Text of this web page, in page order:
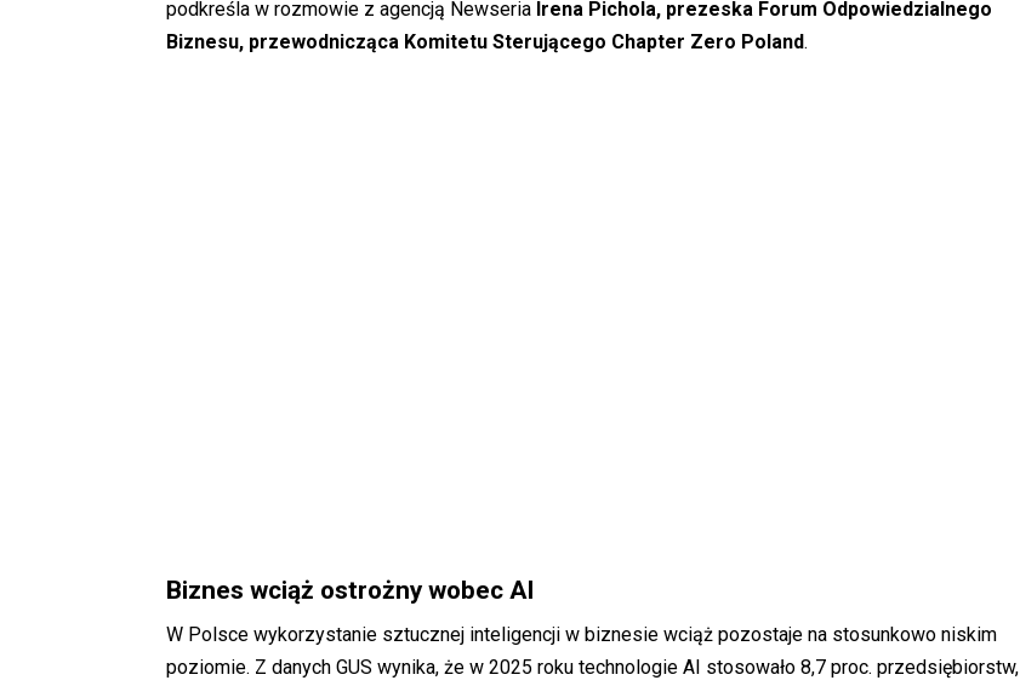
podkreśla w rozmowie z agencją Newseria Irena Pichola, prezeska Forum Odpowiedzialnego
Biznesu, przewodnicząca Komitetu Sterującego Chapter Zero Poland.
Biznes wciąż ostrożny wobec AI
W Polsce wykorzystanie sztucznej inteligencji w biznesie wciąż pozostaje na stosunkowo niskim
poziomie. Z danych GUS wynika, że w 2025 roku technologie AI stosowało 8,7 proc. przedsiębiorstw,